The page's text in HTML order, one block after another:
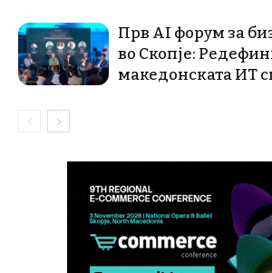
Прв AI форум за
во Скопје:
македонската ИТ